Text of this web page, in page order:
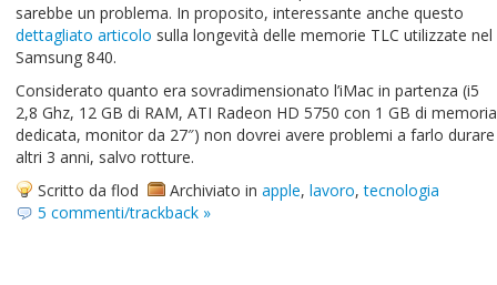
sarebbe un problema. In proposito, interessante anche questo
dettagliato articolo sulla longevità delle memorie TLC utilizzate nel
Samsung 840.
Considerato quanto era sovradimensionato l’iMac in partenza (i5
2,8 Ghz, 12 GB di RAM, ATI Radeon HD 5750 con 1 GB di memoria
dedicata, monitor da 27″) non dovrei avere problemi a farlo durare
altri 3 anni, salvo rotture.
Scritto da flod
Archiviato in apple, lavoro,tecnologia
5 commenti/trackback »